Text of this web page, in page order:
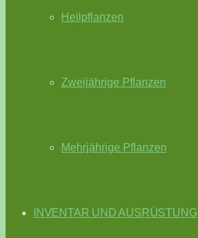
Heilpflanzen
Zweijährige Pflanzen
Mehrjährige Pflanzen
INVENTAR UND AUSRÜSTUNG